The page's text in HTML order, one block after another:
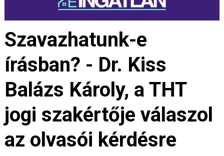
Szavazhatunk-e
írásban? - Dr. Kiss
Balázs Károly, a THT
jogi szakértője válaszol
az olvasói kérdésre